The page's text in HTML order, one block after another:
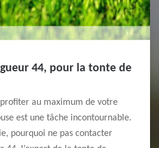
44, pour la tonte de
au maximum de votre
est une tâche incontournable.
pourquoi ne pas contacter